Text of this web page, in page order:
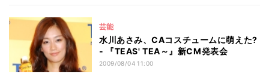
芸能
水川あさみ、CAコスチュームに萌えた?
- 『TEAS' TEA～』新CM発表会
2009/08/04 11:00